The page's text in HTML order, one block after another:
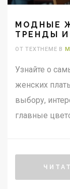
МОДНЫЕ
ТРЕНДЫ
ОТ TEXTHEME В
Узнайте о
женских
выбору,
главные